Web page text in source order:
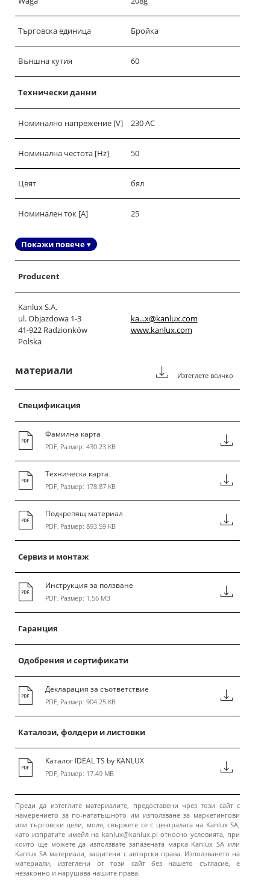
Търговска единица Бройка
Външна кутия 60
Технически данни
Номинално напрежение [V] 230 AC
Номинална честота [Hz] 50
Цвят бял
Номинален ток [A] 25
Покажи повече ▾
Producent
Kanlux S.A.
ul. Objazdowa 1-3
41-922 Radzionków
Polska
ka...x@kanlux.com
www.kanlux.com
материали Изтеглете всичко
Спецификация
Фамилна карта
PDF, Размер: 430.23 KB
Техническа карта
PDF, Размер: 178.87 KB
Подкрепящ материал
PDF, Размер: 893.59 KB
Сервиз и монтаж
Инструкция за ползване
PDF, Размер: 1.56 MB
Гаранция
Одобрения и сертификати
Декларация за съответствие
PDF, Размер: 904.25 KB
Каталози, фолдери и листовки
Каталог IDEAL TS by KANLUX
PDF, Размер: 17.49 MB
Преди да изтеглите материалите, предоставени чрез този сайт с
намерението за по-нататъшното им използване за маркетингови
или търговски цели, моля, свържете се с централата на Kanlux SA,
като изпратите имейл на kanlux@kanlux.pl относно условията, при
които ще можете да използвате запазената марка Kanlux SA или
Kanlux SA материали, защитени с авторски права. Използването на
материали, изтеглени от този сайт без нашето съгласие, е
незаконно и нарушава нашите права.